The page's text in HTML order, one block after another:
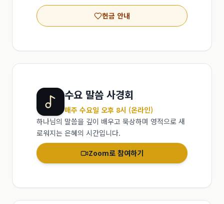
헌금 안내
수요 말씀 사경회
매주 수요일 오후 8시 (온라인)
하나님의 말씀을 깊이 배우고 묵상하며 영적으로 새
로워지는 은혜의 시간입니다.
Zoom로 참여하기